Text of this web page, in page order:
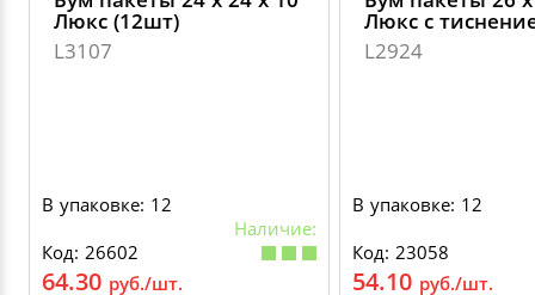
Люкс (12шт)
L3107
В упаковке: 12
Наличие:
Код: 26602
64.30 руб./шт.
Люкс с
L2924
В упаковке: 12
Код: 23058
54.10 руб./шт.